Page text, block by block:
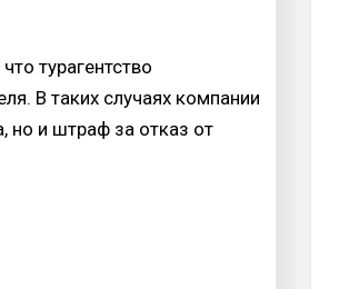
турагентство
В таких случаях компании
но и штраф за отказ от